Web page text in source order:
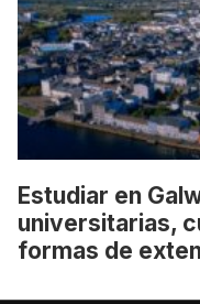
Estudiar en
universitarias,
formas de